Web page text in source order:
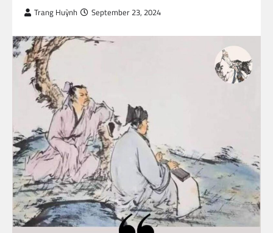
Trang Huỳnh September 23, 2024